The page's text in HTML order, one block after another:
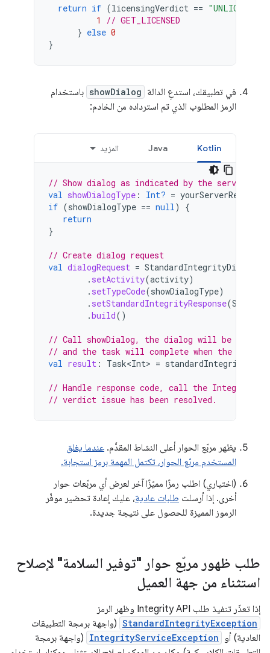
return if (licensingVerdict == "UNLICENSED"
1
// GET_LICENSED
} else 0
}
في تطبيقك، استدعِ الدالة showDialog باستخدام
الرمز المطلوب الذي تم استرداده من الخادم:
Kotlin
Java المزيد
// Show dialog as indicated by the server
val showDialogType : Int? = yourServerResponse
if (showDialogType == null)
{
return
}
// Create dialog request
val dialogRequest =
. setActivity(activity)
. setTypeCode(showDialogType)
. setStandardIntegrityResponse(
.build()
// Call showDialog, the dialog will be
// and the task will complete when the
val result : Task<Int> =
// Handle response code, call the Integrity
// verdict issue has been resolved.
يظهر مربّع الحوار أعلى النشاط المقدَّم. عندما يغلق
المستخدم مربّع الحوار، تكتمل المهمة برمز استجابة.
(اختياري) اطلب رمزًا مميّزًا آخر لعرض أي مربّعات حوار
أخرى. إذا أرسلت طلبات عادية، عليك إعادة تحضير موفّر
الرموز المميزة للحصول على نتيجة جديدة.
طلب ظهور مربّع حوار "توفير السلامة" لإصلاح
استثناء من جهة العميل
إذا تعذّر تنفيذ طلب Integrity API وظهر الرمز
StandardIntegrityException (واجهة برمجة التطبيقات
العادية) أو
IntegrityServiceException (واجهة برمجة